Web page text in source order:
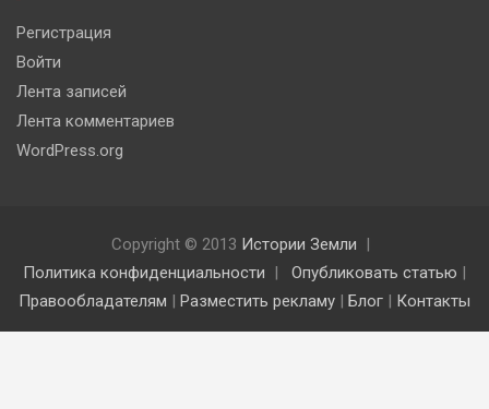
Регистрация
Войти
Лента записей
Лента комментариев
WordPress.org
Copyright © 2013 Истории Земли
Политика конфиденциальности
Опубликовать статью |
Правообладателям | Разместить рекламу | Блог | Контакты